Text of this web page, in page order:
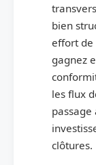
bien
effort de
gagnez
les flux
clôtures.